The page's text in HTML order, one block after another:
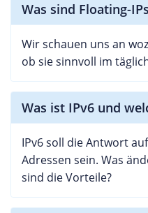
Was sind Floating-
Wir schauen uns an
ob sie sinnvoll im
Was ist IPv6 und
IPv6 soll die Antwort
Adressen sein. Was
sind die Vorteile?